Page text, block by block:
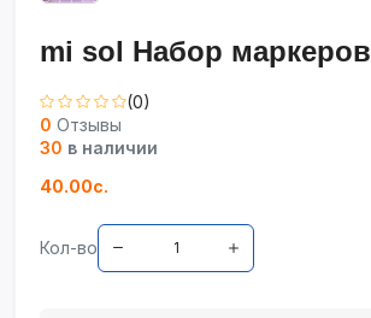
mi sol Набор маркеров
(0)
0 Отзывы
30 в наличии
40.00с.
Кол-во